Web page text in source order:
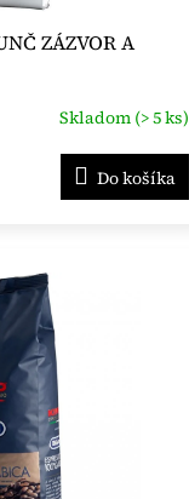
ZÁZVOR A
Skladom (> 5 ks)
Do košíka